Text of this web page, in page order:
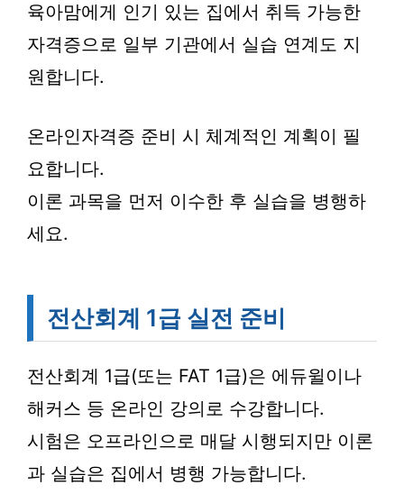
육아맘에게 인기 있는 집에서 취득 가능한
자격증으로 일부 기관에서 실습 연계도 지
원합니다.
온라인자격증 준비 시 체계적인 계획이 필
요합니다.
이론 과목을 먼저 이수한 후 실습을 병행하
세요.
전산회계 1급 실전 준비
전산회계 1급(또는 FAT 1급)은 에듀윌이나
해커스 등 온라인 강의로 수강합니다.
시험은 오프라인으로 매달 시행되지만 이론
과 실습은 집에서 병행 가능합니다.